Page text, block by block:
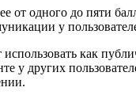
одного до пяти
у
как
у других